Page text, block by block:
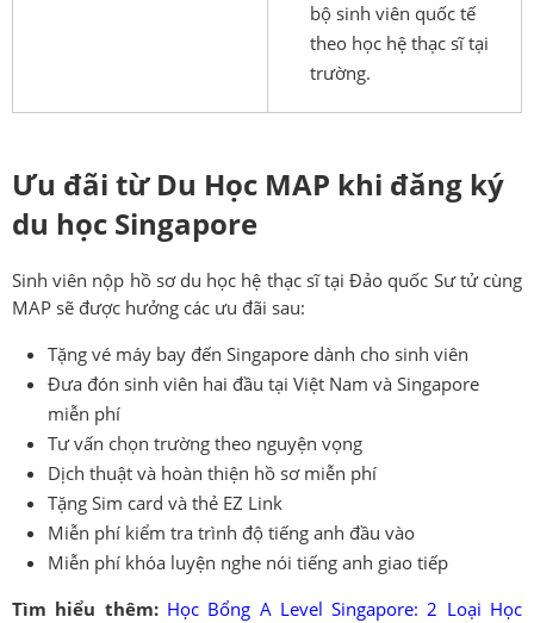
bộ sinh viên quốc tế
theo học hệ thạc sĩ tại
trường.
Ưu đãi từ Du Học MAP khi đăng ký
du học Singapore
Sinh viên nộp hồ sơ du học hệ thạc sĩ tại Đảo quốc Sư tử cùng
MAP sẽ được hưởng các ưu đãi sau:
Tặng vé máy bay đến Singapore dành cho sinh viên
Đưa đón sinh viên hai đầu tại Việt Nam và Singapore
miễn phí
Tư vấn chọn trường theo nguyện vọng
Dịch thuật và hoàn thiện hồ sơ miễn phí
Tặng Sim card và thẻ EZ Link
Miễn phí kiểm tra trình độ tiếng anh đầu vào
Miễn phí khóa luyện nghe nói tiếng anh giao tiếp
Tìm hiểu thêm: Học Bổng A Level Singapore: 2 Loại Học